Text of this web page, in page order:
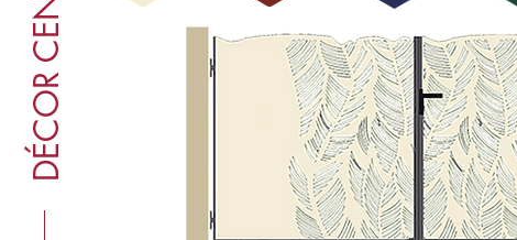
DÉCOR CENTRAL